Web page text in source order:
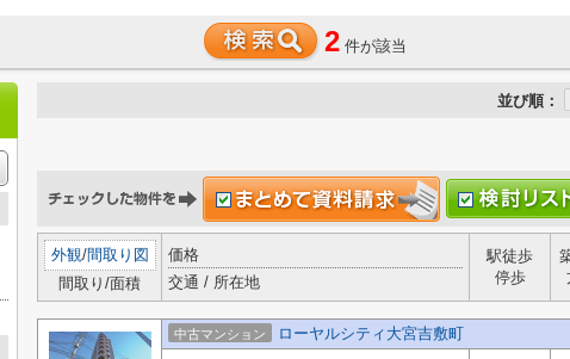
2 件が該当
並び順：
外観/間取り図
間取り/面積
価格
交通 / 所在地
駅徒歩
停歩
中古マンション ローヤルシティ大宮吉敷町